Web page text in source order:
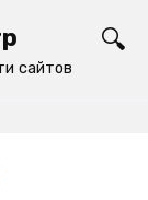
сайтов